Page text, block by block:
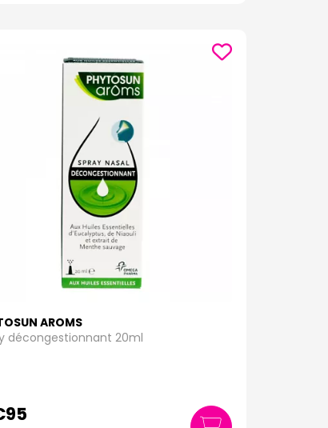
AROMS
décongestionnant 20ml
95